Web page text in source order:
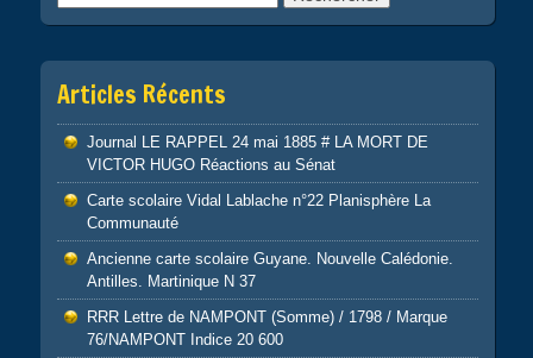
Articles Récents
Journal LE RAPPEL 24 mai 1885 # LA MORT DE
VICTOR HUGO Réactions au Sénat
Carte scolaire Vidal Lablache n°22 Planisphère La
Communauté
Ancienne carte scolaire Guyane. Nouvelle Calédonie.
Antilles. Martinique N 37
RRR Lettre de NAMPONT (Somme) / 1798 / Marque
76/NAMPONT Indice 20 600